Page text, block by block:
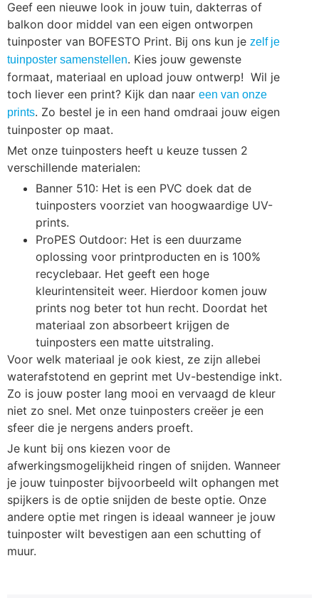
Geef een nieuwe look in jouw tuin, dakterras of
balkon door middel van een eigen ontworpen
tuinposter van BOFESTO Print. Bij ons kun je zelf je
tuinposter samenstellen. Kies jouw gewenste
formaat, materiaal en upload jouw ontwerp! Wil je
toch liever een print? Kijk dan naar een van onze
prints. Zo bestel je in een hand omdraai jouw eigen
tuinposter op maat.
Met onze tuinposters heeft u keuze tussen 2
verschillende materialen:
Banner 510: Het is een PVC doek dat de
tuinposters voorziet van hoogwaardige UV-
prints.
ProPES Outdoor: Het is een duurzame
oplossing voor printproducten en is 100%
recyclebaar. Het geeft een hoge
kleurintensiteit weer. Hierdoor komen jouw
prints nog beter tot hun recht. Doordat het
materiaal zon absorbeert krijgen de
tuinposters een matte uitstraling.
Voor welk materiaal je ook kiest, ze zijn allebei
waterafstotend en geprint met Uv-bestendige inkt.
Zo is jouw poster lang mooi en vervaagd de kleur
niet zo snel. Met onze tuinposters creëer je een
sfeer die je nergens anders proeft.
Je kunt bij ons kiezen voor de
afwerkingsmogelijkheid ringen of snijden. Wanneer
je jouw tuinposter bijvoorbeeld wilt ophangen met
spijkers is de optie snijden de beste optie. Onze
andere optie met ringen is ideaal wanneer je jouw
tuinposter wilt bevestigen aan een schutting of
muur.